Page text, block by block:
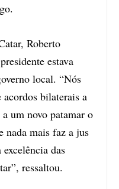
Roberto
estava
local. “Nós
bilaterais a
um novo patamar o
nada mais faz a jus
das
ressaltou.